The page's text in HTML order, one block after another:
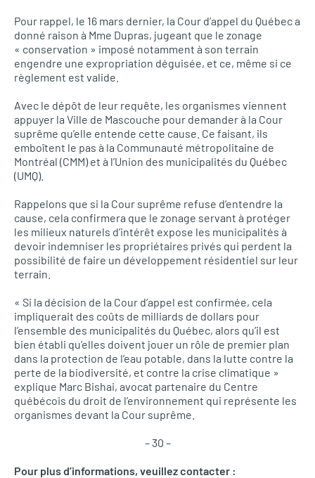
Pour rappel, le 16 mars dernier, la Cour d’appel du Québec a
donné raison à Mme Dupras, jugeant que le zonage
« conservation » imposé notamment à son terrain
engendre une expropriation déguisée, et ce, même si ce
règlement est valide.
Avec le dépôt de leur requête, les organismes viennent
appuyer la Ville de Mascouche pour demander à la Cour
suprême qu’elle entende cette cause. Ce faisant, ils
emboîtent le pas à la Communauté métropolitaine de
Montréal (CMM) et à l’Union des municipalités du Québec
(UMQ).
Rappelons que si la Cour suprême refuse d’entendre la
cause, cela confirmera que le zonage servant à protéger
les milieux naturels d’intérêt expose les municipalités à
devoir indemniser les propriétaires privés qui perdent la
possibilité de faire un développement résidentiel sur leur
terrain.
« Si la décision de la Cour d’appel est confirmée, cela
impliquerait des coûts de milliards de dollars pour
l’ensemble des municipalités du Québec, alors qu’il est
bien établi qu’elles doivent jouer un rôle de premier plan
dans la protection de l’eau potable, dans la lutte contre la
perte de la biodiversité, et contre la crise climatique »
explique Marc Bishai, avocat partenaire du Centre
québécois du droit de l’environnement qui représente les
organismes devant la Cour suprême.
– 30 –
Pour plus d’informations, veuillez contacter :